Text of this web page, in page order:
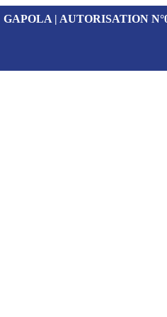
GAPOLA | AUTORISATION